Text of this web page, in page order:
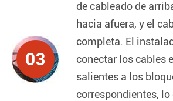
03
de cableado de
hacia afuera, y el
completa. El
conectar los cables
salientes a los
correspondientes, lo